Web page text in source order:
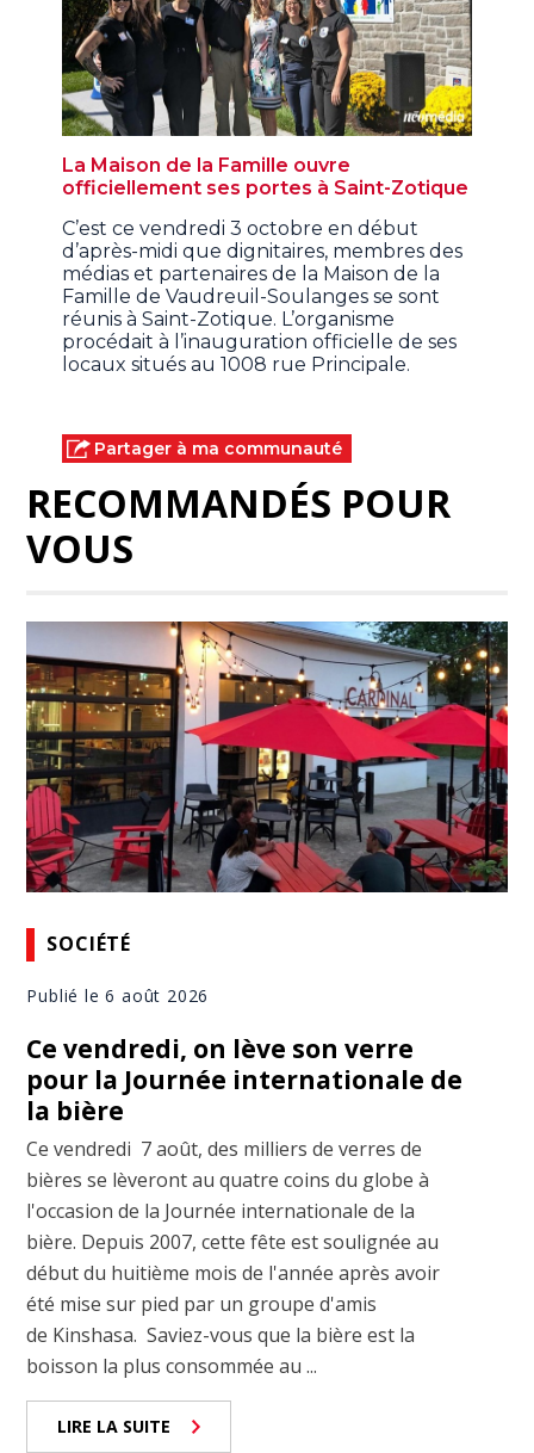
La Maison de la Famille ouvre
officiellement ses portes à Saint-Zotique
C’est ce vendredi 3 octobre en début
d’après-midi que dignitaires, membres des
médias et partenaires de la Maison de la
Famille de Vaudreuil-Soulanges se sont
réunis à Saint-Zotique. L’organisme
procédait à l’inauguration officielle de ses
locaux situés au 1008 rue Principale.
Partager à ma communauté
RECOMMANDÉS POUR
VOUS
SOCIÉTÉ
Publié le 6 août 2026
Ce vendredi, on lève son verre
pour la Journée internationale de
la bière
Ce vendredi 7 août, des milliers de verres de
bières se lèveront au quatre coins du globe à
l'occasion de la Journée internationale de la
bière. Depuis 2007, cette fête est soulignée au
début du huitième mois de l'année après avoir
été mise sur pied par un groupe d'amis
de Kinshasa. Saviez-vous que la bière est la
boisson la plus consommée au ...
LIRE LA SUITE